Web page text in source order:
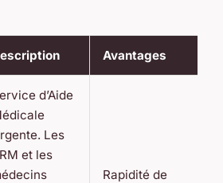
Avantages
d’Aide
Les
et les
Rapidité de